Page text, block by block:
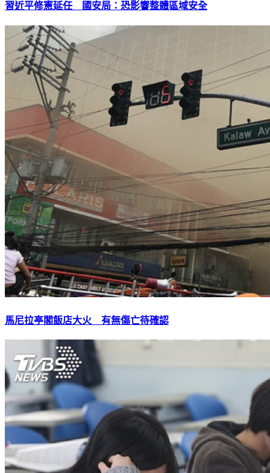
習近平修憲延任 國安局：恐影響整體區域安全
馬尼拉亭閣飯店大火 有無傷亡待確認